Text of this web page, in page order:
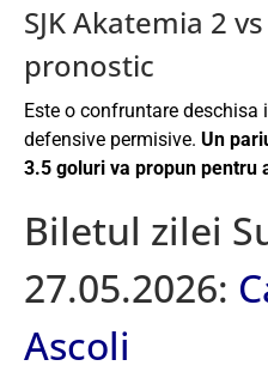
SJK Akatemia 2
pronostic
Este o confruntare deschisa
defensive permisive. Un
3.5 goluri va propun pentru
Biletul zilei
27.05.2026:
Ascoli